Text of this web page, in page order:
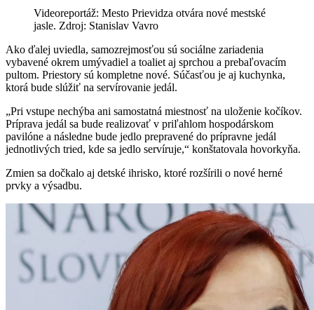
Videoreportáž: Mesto Prievidza otvára nové mestské
jasle. Zdroj: Stanislav Vavro
Ako ďalej uviedla, samozrejmosťou sú sociálne zariadenia
vybavené okrem umývadiel a toaliet aj sprchou a prebaľovacím
pultom. Priestory sú kompletne nové. Súčasťou je aj kuchynka,
ktorá bude slúžiť na servírovanie jedál.
„Pri vstupe nechýba ani samostatná miestnosť na uloženie kočíkov.
Príprava jedál sa bude realizovať v priľahlom hospodárskom
pavilóne a následne bude jedlo prepravené do prípravne jedál
jednotlivých tried, kde sa jedlo servíruje,“ konštatovala hovorkyňa.
Zmien sa dočkalo aj detské ihrisko, ktoré rozšírili o nové herné
prvky a výsadbu.